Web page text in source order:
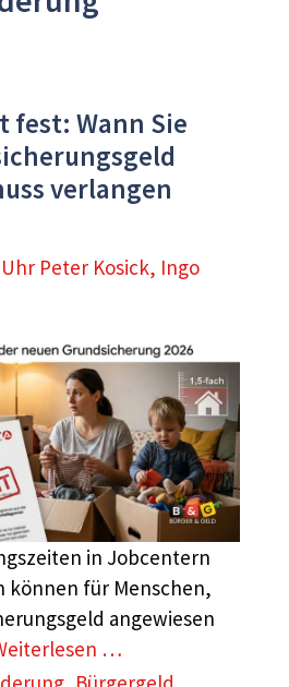
fest: Wann Sie
verlangen
Uhr Peter Kosick, Ingo
in Jobcentern
können für Menschen,
angewiesen
…